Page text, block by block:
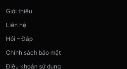
Giới thiệu
Liên hệ
Hỏi – Đáp
Chính sách bảo mật
Điều khoản sử dụng